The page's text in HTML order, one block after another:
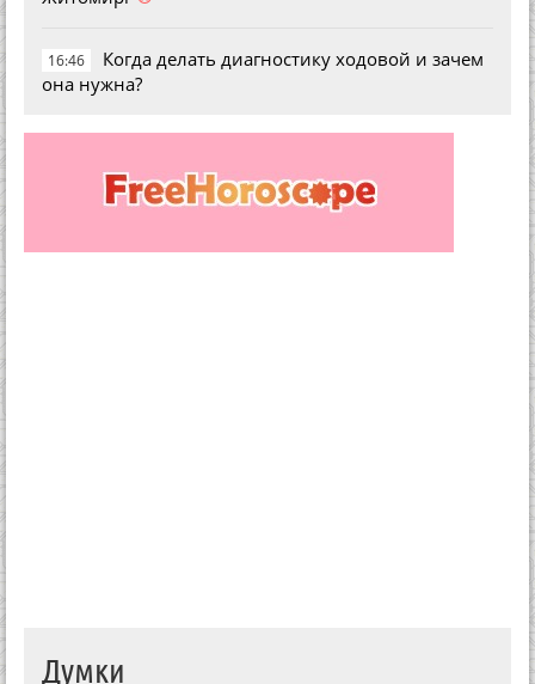
16:46
Когда делать диагностику ходовой и зачем
она нужна?
Думки